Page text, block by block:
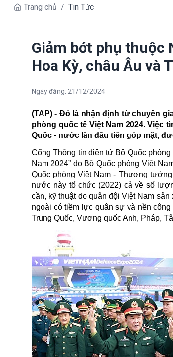
Trang chủ / Tin Tức
Giảm bớt phụ thuộc
Hoa Kỳ, châu Âu và
Ngày đăng: 21/12/2024
(TAP) - Đó là nhận định từ chuyên
phòng quốc tế Việt Nam 2024. Việc
Quốc - nước lần đầu tiên góp mặt,
Cổng Thông tin điện tử Bộ Quốc
Nam 2024” do Bộ Quốc phòng Việt
Quốc phòng Việt Nam - Thượng
nước này tổ chức (2022) cả về số
cần, kỹ thuật do quân đội Việt Nam
ngoài có tiềm lực quân sự và nền
Trung Quốc, Vương quốc Anh, Pháp,